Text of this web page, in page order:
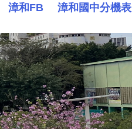
漳和FB 漳和國中分機表